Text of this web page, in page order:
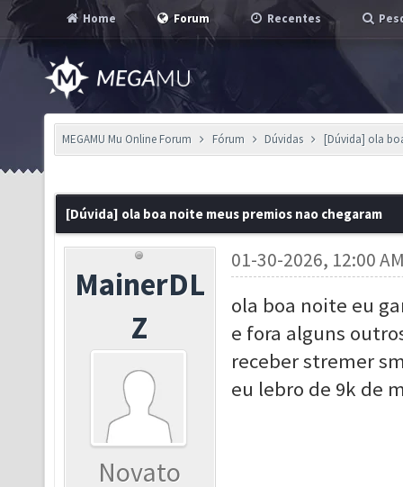
Home Forum Recentes
MEGAMU Mu Online Forum Fórum Dúvidas [Dúvida] ola
[Dúvida] ola boa noite meus premios nao chegaram
MainerDL
Z
Novato
01-30-2026, 12:00
ola boa noite eu
e fora alguns
receber stremer
eu lebro de 9k de